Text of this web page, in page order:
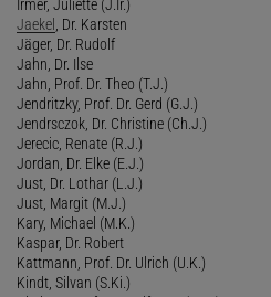
Irmer, Juliette (J.Ir.)
Jaekel , Dr. Karsten
Jäger, Dr. Rudolf
Jahn, Dr. Ilse
Jahn, Prof. Dr. Theo (T.J.)
Jendritzky, Prof. Dr. Gerd (G.J.)
Jendrsczok, Dr. Christine (Ch.J.)
Jerecic, Renate (R.J.)
Jordan, Dr. Elke (E.J.)
Just, Dr. Lothar (L.J.)
Just, Margit (M.J.)
Kary, Michael (M.K.)
Kaspar, Dr. Robert
Kattmann, Prof. Dr. Ulrich (U.K.)
Kindt, Silvan (S.Ki.)